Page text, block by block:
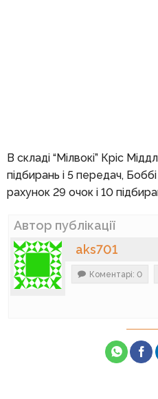
В складі “Мілвокі” Кріс
підбирань і 5 передач,
рахунок 29 очок і 10
Автор публікації
aks701
Коментарі: 0